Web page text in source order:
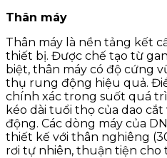
Thân máy
Thân máy là nền tảng kết
thiết bị. Được chế tạo từ
biệt, thân máy có độ cứng
thụ rung động hiệu quả.
chính xác trong suốt quá
kéo dài tuổi thọ của dao
động. Các dòng máy của
thiết kế với thân nghiêng
rơi tự nhiên, thuận tiện cho